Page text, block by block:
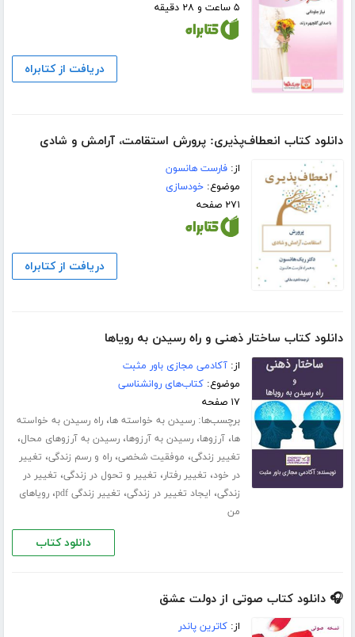
۵ ساعت و ۲۸ دقیقه
دریافت از کتابراه
دانلود کتاب انعطاف‌پذیری: پرورش استقامت، آرامش و شادی
از:فارست هانسون
موضوع:خودسازی
۲۷۱ صفحه
دریافت از کتابراه
دانلود کتاب ساختار ذهنی و راه رسیدن به رویاها
از:آکادمی مجازی باور مثبت
موضوع:کتاب‌های روانشناسی
۱۷ صفحه
برچسب‌ها:رسیدن به خواسته ها،راه رسیدن به خواسته
ها،آرزوها،رسیدن به آرزوها،رسیدن به آرزوهای محال،
تغییر زندگی، موفقیت شخصی،راه و رسم زندگی، تغییر
در خود، تغییر رفتار، تغییر و تحول در زندگی، تغییر در
زندگی، ایجاد تغییر در زندگی، تغییر زندگی pdf ،رویاهای
من
دانلود کتاب
🎧 دانلود کتاب صوتی از دولت عشق
از:کاترین پاندر